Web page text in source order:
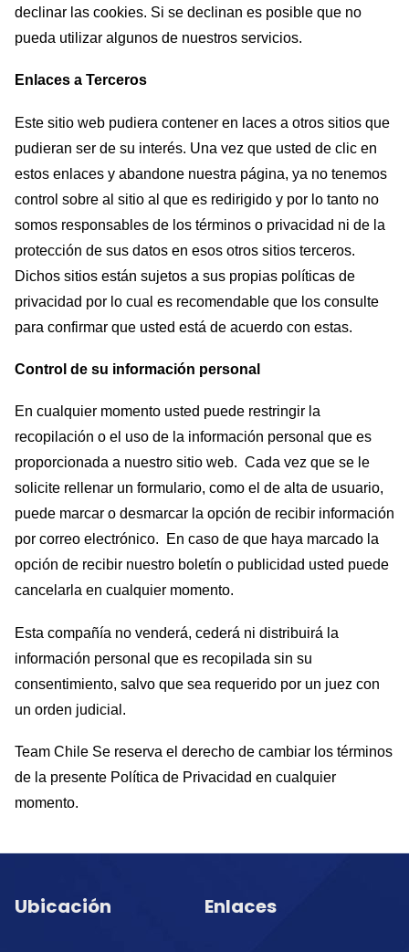
declinar las cookies. Si se declinan es posible que no
pueda utilizar algunos de nuestros servicios.
Enlaces a Terceros
Este sitio web pudiera contener en laces a otros sitios que
pudieran ser de su interés. Una vez que usted de clic en
estos enlaces y abandone nuestra página, ya no tenemos
control sobre al sitio al que es redirigido y por lo tanto no
somos responsables de los términos o privacidad ni de la
protección de sus datos en esos otros sitios terceros.
Dichos sitios están sujetos a sus propias políticas de
privacidad por lo cual es recomendable que los consulte
para confirmar que usted está de acuerdo con estas.
Control de su información personal
En cualquier momento usted puede restringir la
recopilación o el uso de la información personal que es
proporcionada a nuestro sitio web. Cada vez que se le
solicite rellenar un formulario, como el de alta de usuario,
puede marcar o desmarcar la opción de recibir información
por correo electrónico. En caso de que haya marcado la
opción de recibir nuestro boletín o publicidad usted puede
cancelarla en cualquier momento.
Esta compañía no venderá, cederá ni distribuirá la
información personal que es recopilada sin su
consentimiento, salvo que sea requerido por un juez con
un orden judicial.
Team Chile Se reserva el derecho de cambiar los términos
de la presente Política de Privacidad en cualquier
momento.
Ubicación Enlaces